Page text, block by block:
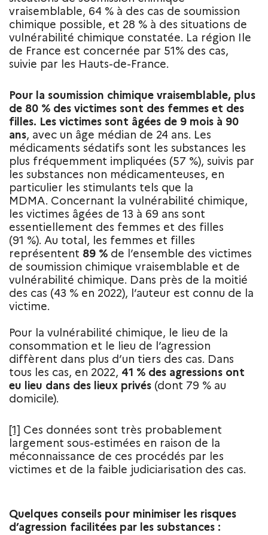
vraisemblable, 64 % à des cas de soumission
chimique possible, et 28 % à des situations de
vulnérabilité chimique constatée. La région Ile
de France est concernée par 51% des cas,
suivie par les Hauts-de-France.
Pour la soumission chimique vraisemblable, plus
de 80 % des victimes sont des femmes et des
filles. Les victimes sont âgées de 9 mois à 90
ans, avec un âge médian de 24 ans. Les
médicaments sédatifs sont les substances les
plus fréquemment impliquées (57 %), suivis par
les substances non médicamenteuses, en
particulier les stimulants tels que la
MDMA. Concernant la vulnérabilité chimique,
les victimes âgées de 13 à 69 ans sont
essentiellement des femmes et des filles
(91 %). Au total, les femmes et filles
représentent 89 % de l’ensemble des victimes
de soumission chimique vraisemblable et de
vulnérabilité chimique. Dans près de la moitié
des cas (43 % en 2022), l’auteur est connu de la
victime.
Pour la vulnérabilité chimique, le lieu de la
consommation et le lieu de l’agression
diffèrent dans plus d’un tiers des cas. Dans
tous les cas, en 2022, 41 % des agressions ont
eu lieu dans des lieux privés (dont 79 % au
domicile).
[1] Ces données sont très probablement
largement sous-estimées en raison de la
méconnaissance de ces procédés par les
victimes et de la faible judiciarisation des cas.
Quelques conseils pour minimiser les risques
d’agression facilitées par les substances :